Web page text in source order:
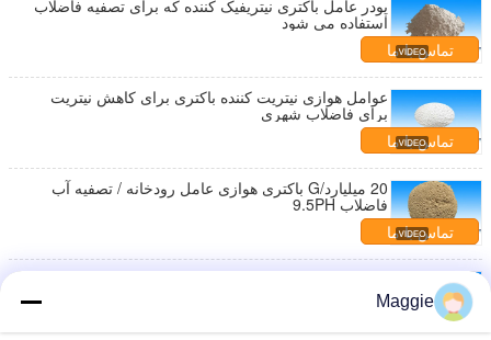
پودر عامل باکتری نیتریفیک کننده که برای تصفیه فاضلاب
استفاده می شود
تماس با ما
عوامل هوازی نیتریت کننده باکتری برای کاهش نیتریت
برای فاضلاب شهری
تماس با ما
20 میلیارد/G باکتری هوازی عامل رودخانه / تصفیه آب
فاضلاب 9.5PH
تماس با ما
برای تصفیه آب
تماس با ما
Maggie